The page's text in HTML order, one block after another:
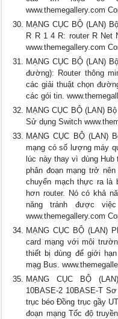
www.themegallery.com
MẠNG CỤC BỘ (LAN)
R R 1 4 R: router R Net
www.themegallery.com
MẠNG CỤC BỘ (LAN)
đường): Router thông
các giải thuật chọn
các gói tin.
MẠNG CỤC BỘ (LAN)
Sử dụng Switch
MẠNG CỤC BỘ (LAN)
mạng có số lượng máy
lúc này thay vì dùng
phân đoạn mạng trở
chuyển mạch thực ra là
hơn router. Nó có khả
năng tránh được
www.themegallery.com
MẠNG CỤC BỘ (LAN)
card mạng với môi
thiết bị dùng để giới
mạg Bus.
MẠNG CỤC BỘ
10BASE-2 10BASE-T
trục béo Đồng trục gầy
đoạn mạng Tốc độ